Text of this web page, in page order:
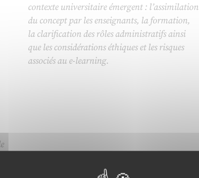
contexte universitaire émergent : l’assimilation
du concept par les enseignants, la formation,
la clarification des rôles administratifs ainsi
que les considérations éthiques et les risques
associés au e-learning.